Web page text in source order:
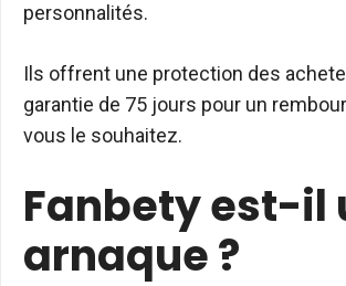
personnalités.
Ils offrent une protection des
garantie de 75 jours pour un
vous le souhaitez.
Fanbety est-il
arnaque ?